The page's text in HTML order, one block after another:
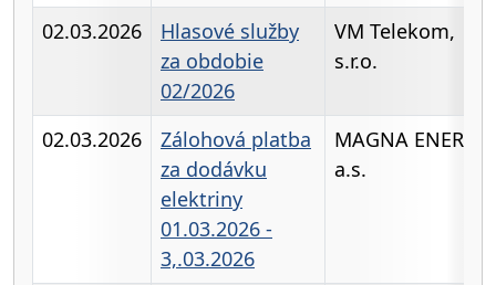
02.03.2026
Hlasové služby
za obdobie
02/2026
VM Telekom,
s.r.o.
02.03.2026
Zálohová platba
za dodávku
elektriny
01.03.2026 -
3,.03.2026
MAGNA
a.s.